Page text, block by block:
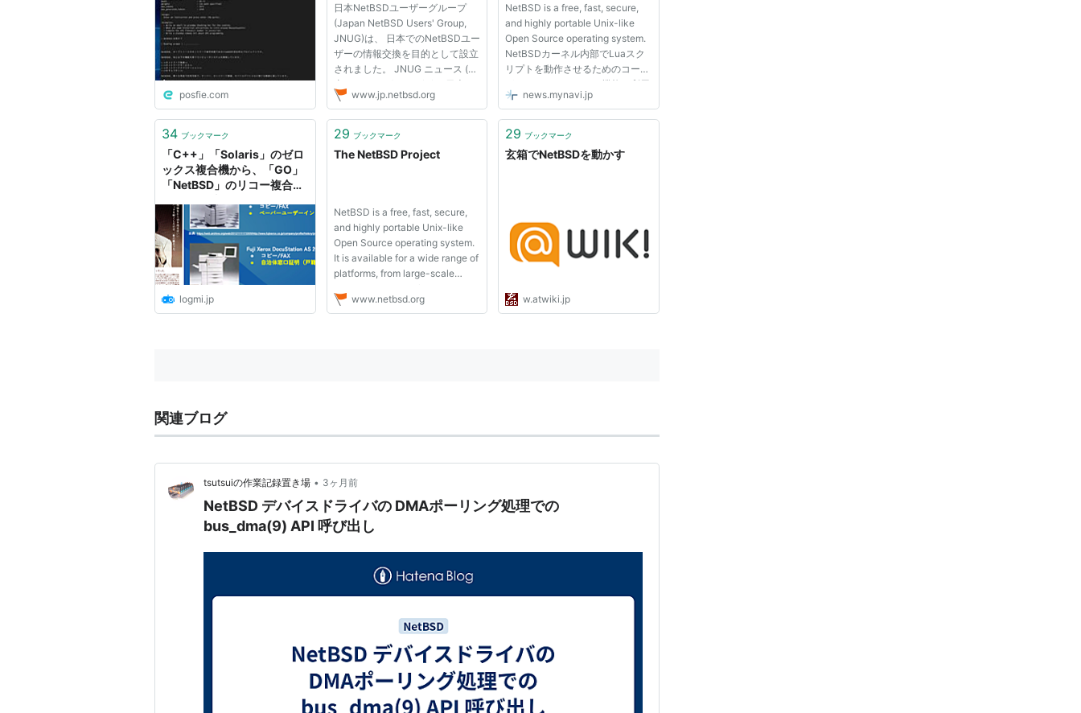
けど日本語で返事が帰ってく
る程度に賢い。llama.cppで
GGUF版があるけどこちらも
チャット形式で良い。
NetBSD上でもビルドし動作
しました
posfie.com
日本NetBSDユーザーグループ
(Japan NetBSD Users' Group,
JNUG)は、 日本でのNetBSDユー
ザーの情報交換を目的として設立
されました。 JNUG ニュース (過
去のニュース) 2025/7/12 日本
NetBSDユーザーグループ第二十
2025 総会およびBOFを開催しま
ースされまし...
www.jp.netbsd.org
NetBSD is a free, fast, secure,
and highly portable Unix-like
Open Source operating system.
NetBSDカーネル内部でLuaスク
リプトを動作させるためのコード
がマージされた。この機能を利用
するとカーネルに新しい機能を追
ログラミングではなくLuaスクリ
可...
news.mynavi.jp
34 ブックマーク
「C++」「Solaris」のゼロ
ックス複合機から、「GO」
「NetBSD」のリコー複合機
ア・柴田芳樹氏の開発人生 |
ログミーBusiness
logmi.jp
29 ブックマーク
The NetBSD Project
NetBSD is a free, fast, secure,
and highly portable Unix-like
Open Source operating system.
It is available for a wide range of
platforms, from large-scale
systems to handheld and
www.netbsd.org
29 ブックマーク
玄箱でNetBSDを動かす
w.atwiki.jp
関連ブログ
tsutsuiの作業記録置き場 • 3ヶ月前
NetBSD デバイスドライバの DMAポーリング処理での
bus_dma(9) API 呼び出し